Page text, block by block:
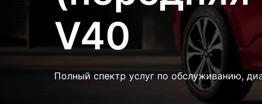
V40
Полный спектр услуг по обслуживанию,